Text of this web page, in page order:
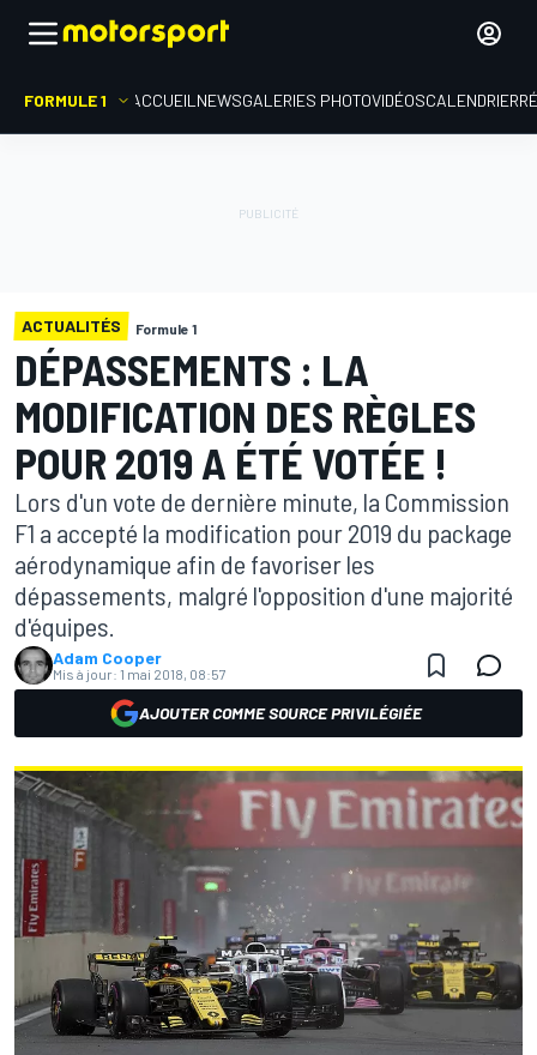
FORMULE 1 ACCUEIL NEWSGALERIES PHOTOVIDÉOSCALENDRIER
ACTUALITÉS Formule 1
DÉPASSEMENTS : LA
MODIFICATION DES RÈGLES
POUR 2019 A ÉTÉ VOTÉE !
Lors d'un vote de dernière minute, la Commission
F1 a accepté la modification pour 2019 du package
aérodynamique afin de favoriser les
dépassements, malgré l'opposition d'une majorité
d'équipes.
Adam Cooper
Mis à jour: 1 mai 2018, 08:57
AJOUTER COMME SOURCE PRIVILÉGIÉE